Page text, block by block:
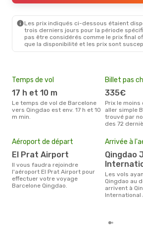
Les prix indiqués ci-dessous étaient
trois derniers jours pour la période
pas être considérés comme le prix final
que la disponibilité et les prix sont
Temps de vol
17 h et 10 m
Le temps de vol de Barcelone
vers Qingdao est env. 17 h et 10
m min.
Billet pas
335€
Prix le moins cher pour un billet
aller simple
trouvé par
des 72
Aéroport de départ
El Prat Airport
Il vous faudra rejoindre
l'aéroport El Prat Airport pour
effectuer votre voyage
Barcelone Qingdao.
Arrivée à
Qingdao Jiaodong
Les vols ayant pour destination
Qingdao au
arrivent à
International